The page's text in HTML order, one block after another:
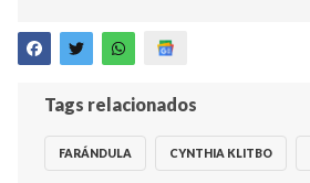
Tags relacionados
FARÁNDULA CYNTHIA KLITBO